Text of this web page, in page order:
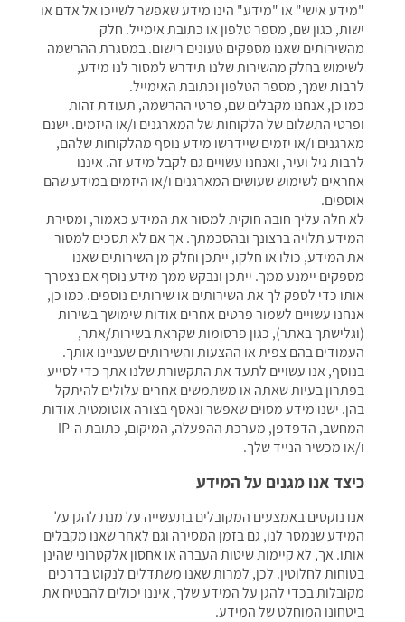
"מידע אישי" או "מידע" הינו מידע שאפשר לשייכו אל אדם או
ישות, כגון שם, מספר טלפון או כתובת אימייל. חלק
מהשירותים שאנו מספקים טעונים רישום. במסגרת ההרשמה
לשימוש בחלק מהשירות שלנו תידרש למסור לנו מידע,
לרבות שמך, מספר הטלפון וכתובת האימייל.
כמו כן, אנחנו מקבלים שם, פרטי ההרשמה, תעודת זהות
ופרטי התשלום של הלקוחות של המארגנים ו/או היזמים. ישנם
מארגנים ו/או יזמים שיידרשו מידע נוסף מהלקוחות שלהם,
לרבות גיל ועיר, ואנחנו עשויים גם לקבל מידע זה. איננו
אחראים לשימוש שעושים המארגנים ו/או היזמים במידע שהם
אוספים.
לא חלה עליך חובה חוקית למסור את המידע כאמור, ומסירת
המידע תלויה ברצונך ובהסכמתך. אך אם לא תסכים למסור
את המידע, כולו או חלקו, ייתכן וחלק מן השירותים שאנו
מספקים יימנע ממך. ייתכן ונבקש ממך מידע נוסף אם נצטרך
אותו כדי לספק לך את השירותים או שירותים נוספים. כמו כן,
אנחנו עשויים לשמור פרטים אחרים אודות שימושך בשירות
(וגלישתך באתר), כגון פרסומות שקראת בשירות/אתר,
העמודים בהם צפית או ההצעות והשירותים שעניינו אותך.
בנוסף, אנו עשויים לתעד את התקשורת שלנו אתך כדי לסייע
בפתרון בעיות שאתה או משתמשים אחרים עלולים להיתקל
בהן. ישנו מידע מסוים שאפשר ונאסף בצורה אוטומטית אודות
המחשב, הדפדפן, מערכת ההפעלה, המיקום, כתובת ה-IP
ו/או מכשיר הנייד שלך.
כיצד אנו מגנים על המידע
אנו נוקטים באמצעים המקובלים בתעשייה על מנת להגן על
המידע שנמסר לנו, גם בזמן המסירה וגם לאחר שאנו מקבלים
אותו. אך, לא קיימות שיטות העברה או אחסון אלקטרוני שהינן
בטוחות לחלוטין. לכן, למרות שאנו משתדלים לנקוט בדרכים
מקובלות בכדי להגן על המידע שלך, איננו יכולים להבטיח את
ביטחונו המוחלט של המידע.